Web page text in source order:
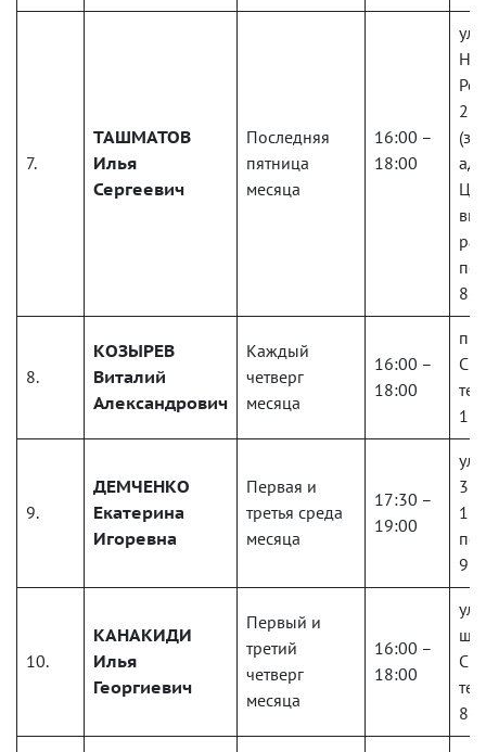
7.
ТАШМАТОВ
Илья
Сергеевич
Последняя
пятница
месяца
16:00 –
18:00
ул.
по
8-
8.
КОЗЫРЕВ
Виталий
Александрович
Каждый
четверг
месяца
16:00 –
18:00
9.
ДЕМЧЕНКО
Екатерина
Игоревна
Первая и
третья среда
месяца
17:30 –
19:00
ул.
37,
1
по
10.
КАНАКИДИ
Илья
Георгиевич
Первый и
третий
четверг
месяца
16:00 –
18:00
ул.
8-